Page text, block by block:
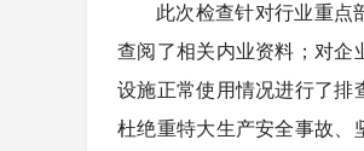
此次检查针对行业重点
查阅了相关内业资料；对企
设施正常使用情况进行了排
杜绝重特大生产安全事故、